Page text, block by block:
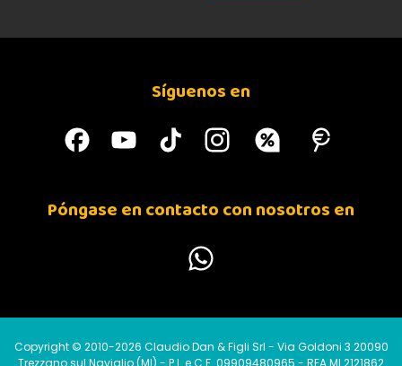
Síguenos en
Póngase en contacto con nosotros en
Copyright © 2010-2026 Claudio Dan & Figli Srl - Via Goldoni 3 20090
Trezzano sul Naviglio (MI) - P.I. e C.F. 09909480965 - REA MI 2121862